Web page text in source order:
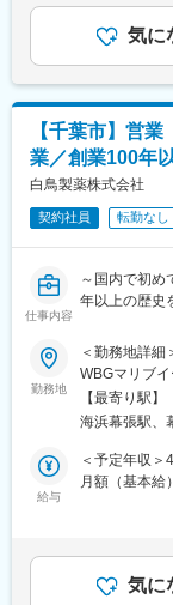
完全週休2日
率100％、福
当社は創業
ェインの抽出
業を展開し、
許を有する研
います。現在
究機関と連携
の開発で培っ
製造にも注力
きた食品の
月に1回は新
て頂く常連様
もちろんス
■風通しの良
・ショップ中
てディスプレ
・自分のアイ
を感じられま
・個人ノルマ
す。
仲間と目標
■未経験でも
からしっかり
・全国の店舗
ル・知識を高
・人間関係や
■豊富なキャ
2）ピアスグ
にチャレンジ
給額15万円
（3年目）
の金額であり
額)は固定手
気に
【千葉市】営
業／創業100年
白鳥製薬株式会社
契約社員 転勤なし
仕事内容
～国内で初め
年以上の歴史
■業務概要：
顧客管理や
原薬の受注
性を深める業
■職務詳細：
・与信管理お
勤務地
＜勤務地詳細
WBGマリブ
策：敷地内
【最寄り駅】
海浜幕張駅、
給与
＜予定年収＞
月額（基本給
ます。月給(
気に